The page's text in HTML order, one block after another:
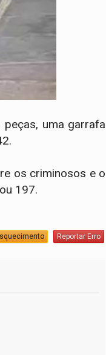
uma garrafa
os criminosos e o
197.
Reportar Erro